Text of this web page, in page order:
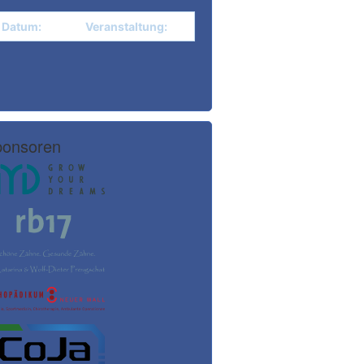
Datum: Veranstaltung: